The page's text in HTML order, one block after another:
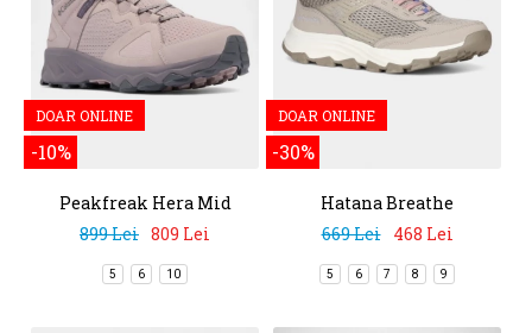
DOAR ONLINE
-10%
Peakfreak Hera Mid
Outdry
899 Lei 809 Lei
5 6 10
DOAR ONLINE
-30%
Hatana Breathe
669 Lei
468 Lei
5 6 7 8 9